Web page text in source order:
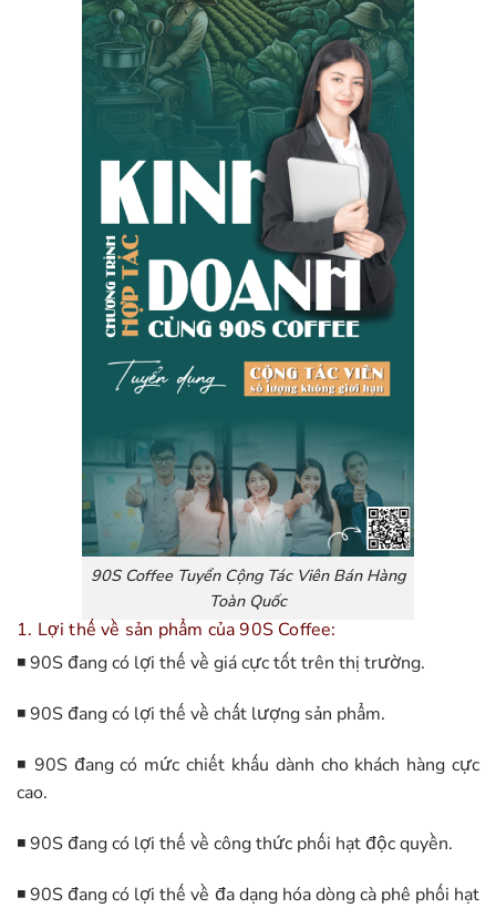
90S Coffee Tuyển Cộng Tác Viên Bán Hàng
Toàn Quốc
1. Lợi thế về sản phẩm của 90S Coffee:
◾ 90S đang có lợi thế về giá cực tốt trên thị trường.
◾ 90S đang có lợi thế về chất lượng sản phẩm.
◾ 90S đang có mức chiết khấu dành cho khách hàng cực
cao.
◾ 90S đang có lợi thế về công thức phối hạt độc quyền.
◾ 90S đang có lợi thế về đa dạng hóa dòng cà phê phối hạt